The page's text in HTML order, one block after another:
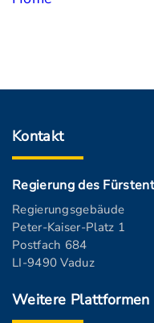
Kontakt
Regierung des
Regierungsgebäude
Peter-Kaiser-Platz 1
Postfach 684
LI-9490 Vaduz
Weitere Plattformen